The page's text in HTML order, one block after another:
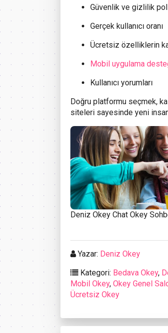
Güvenlik ve gizlilik
Gerçek kullanıcı oranı
Ücretsiz özelliklerin
Mobil uygulama
Kullanıcı yorumları
Doğru platformu seçmek,
siteleri sayesinde yeni
Deniz Okey Chat Okey
Yazar: Deniz Okey
Kategori: Bedava Okey,
Mobil Okey, Okey Genel
Ücretsiz Okey